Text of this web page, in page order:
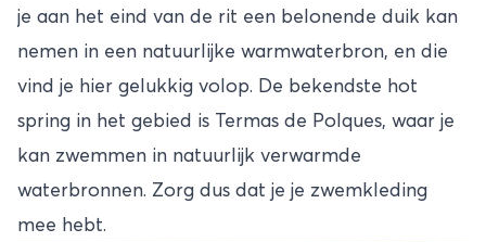
je aan het eind van de rit een belonende duik kan
nemen in een natuurlijke warmwaterbron, en die
vind je hier gelukkig volop. De bekendste hot
spring in het gebied is Termas de Polques, waar je
kan zwemmen in natuurlijk verwarmde
waterbronnen. Zorg dus dat je je zwemkleding
mee hebt.